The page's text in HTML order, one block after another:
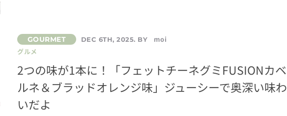
DEC 6TH, 2025. BY
moi
グルメ
2つの味が1本に！「フェットチーネグミFUSIONカベ
ルネ＆ブラッドオレンジ味」ジューシーで奥深い味わ
いだよ